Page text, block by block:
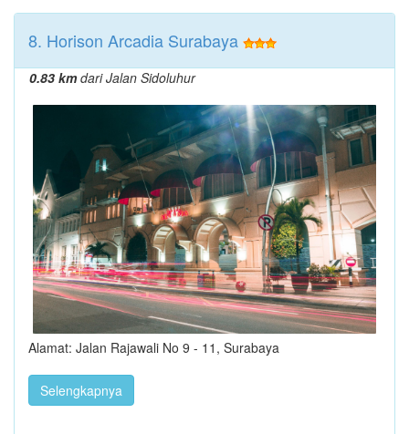
8. Horison Arcadia Surabaya
0.83 kmdari Jalan Sidoluhur
Alamat: Jalan Rajawali No 9 - 11, Surabaya
Selengkapnya